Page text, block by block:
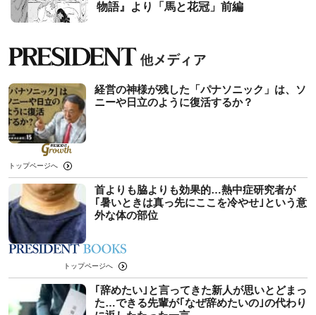
物語』より「馬と花冠」前編
経営の神様が残した「パナソニック」は、ソ
ニーや日立のように復活するか？
トップページへ
首よりも脇よりも効果的…熱中症研究者が
｢暑いときは真っ先にここを冷やせ｣という意
外な体の部位
トップページへ
｢辞めたい｣と言ってきた新人が思いとどまっ
た…できる先輩が｢なぜ辞めたいの｣の代わり